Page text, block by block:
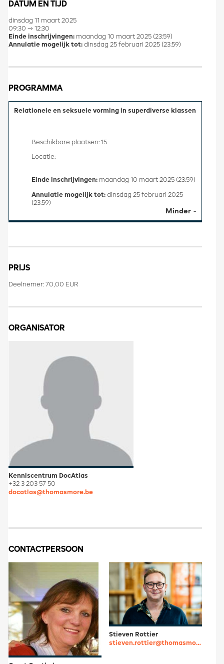
DATUM EN TIJD
dinsdag 11 maart 2025
09:30 ⇾ 12:30
Einde inschrijvingen: maandag 10 maart 2025 (23:59)
Annulatie mogelijk tot: dinsdag 25 februari 2025 (23:59)
PROGRAMMA
Relationele en seksuele vorming in superdiverse klassen
Minder
Beschikbare plaatsen: 15
Locatie:
Einde inschrijvingen: maandag 10 maart 2025 (23:59)
Annulatie mogelijk tot: dinsdag 25 februari 2025
(23:59)
PRIJS
Deelnemer: 70,00 EUR
ORGANISATOR
Kenniscentrum DocAtlas
+32 3 203 57 50
docatlas@thomasmore.be
CONTACTPERSOON
Stieven Rottier
stieven.rottier@thomasmore.be